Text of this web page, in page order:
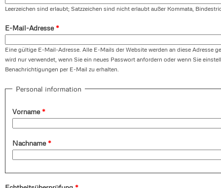
Leerzeichen sind erlaubt; Satzzeichen sind nicht erlaubt außer Kommata,
E-Mail-Adresse *
Eine gültige E-Mail-Adresse. Alle E-Mails der Website werden an diese Adresse
wird nur verwendet, wenn Sie ein neues Passwort anfordern oder wenn Sie
Benachrichtigungen per E-Mail zu erhalten.
Personal information
Vorname *
Nachname *